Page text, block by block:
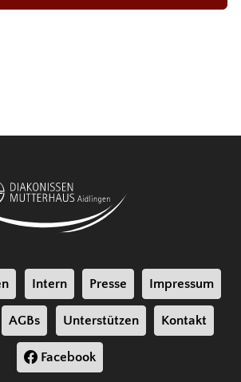
Intern Presse Impressum
AGBs Unterstützen Kontakt
Facebook